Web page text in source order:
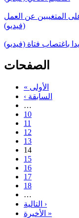
المتغيبين عن العمل
(فيديو)
باغتصاب فتاة (فيديو)
الصفحات
« الأولى
‹ السابقة
…
10
11
12
13
14
15
16
17
18
…
التالية ›
الأخيرة »